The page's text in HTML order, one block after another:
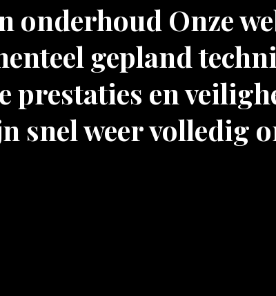
onderhoud Onze
gepland
prestaties en
snel weer volledig